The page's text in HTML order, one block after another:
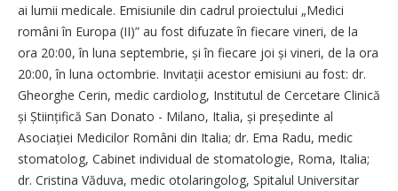
ai lumii medicale. Emisiunile din cadrul proiectului „Medici
români în Europa (II)” au fost difuzate în fiecare vineri, de la
ora 20:00, în luna septembrie, și în fiecare joi și vineri, de la ora
20:00, în luna octombrie. Invitații acestor emisiuni au fost: dr.
Gheorghe Cerin, medic cardiolog, Institutul de Cercetare Clinică
și Științifică San Donato - Milano, Italia, și președinte al
Asociației Medicilor Români din Italia; dr. Ema Radu, medic
stomatolog, Cabinet individual de stomatologie, Roma, Italia;
dr. Cristina Văduva, medic otolaringolog, Spitalul Universitar